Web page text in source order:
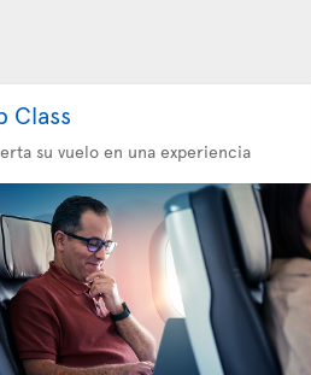
Class
su vuelo en una experiencia